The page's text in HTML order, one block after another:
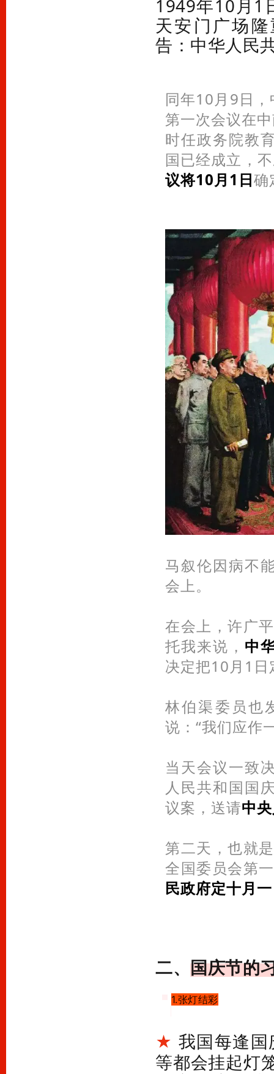
1949年10月1
天安门广场
告：中华人民
同年10月9日
第一次会议在
时任政务院教
国已经成立，
议将10月1日确
马叙伦因病不
会上。
在会上，许广
托我来说， 中
决定把10月1日
林伯渠委员也
说：“我们应作
当天会议一致
人民共和国国
议案，送请中
第二天，也就
全国委员会第
民政府定十月
二、国庆节的
1.张灯结彩
★ 我国每逢
等都会挂起灯